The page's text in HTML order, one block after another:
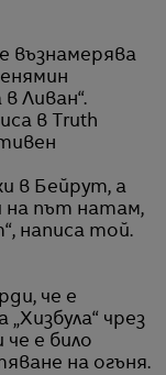
възнамерява
Ливан“.
в Truth
в Бейрут, а
на път натам,
написа той.
че е
чрез
че е било
на огъня.